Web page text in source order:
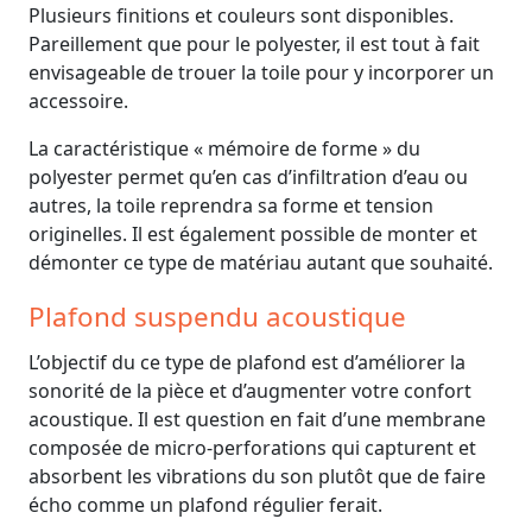
Plusieurs finitions et couleurs sont disponibles.
Pareillement que pour le polyester, il est tout à fait
envisageable de trouer la toile pour y incorporer un
accessoire.
La caractéristique « mémoire de forme » du
polyester permet qu’en cas d’infiltration d’eau ou
autres, la toile reprendra sa forme et tension
originelles. Il est également possible de monter et
démonter ce type de matériau autant que souhaité.
Plafond suspendu acoustique
L’objectif du ce type de plafond est d’améliorer la
sonorité de la pièce et d’augmenter votre confort
acoustique. Il est question en fait d’une membrane
composée de micro-perforations qui capturent et
absorbent les vibrations du son plutôt que de faire
écho comme un plafond régulier ferait.